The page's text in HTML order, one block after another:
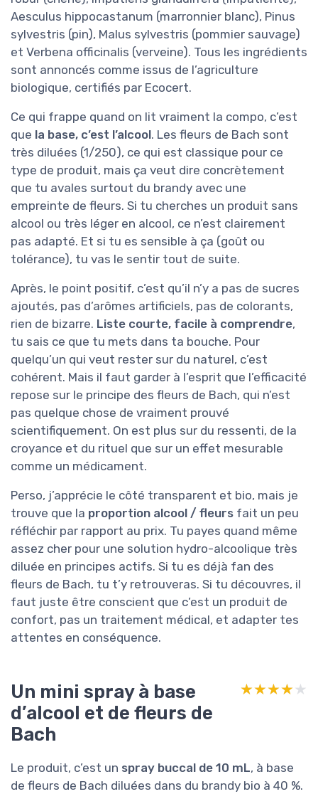
Aesculus hippocastanum (marronnier blanc), Pinus
sylvestris (pin), Malus sylvestris (pommier sauvage)
et Verbena officinalis (verveine). Tous les ingrédients
sont annoncés comme issus de l’agriculture
biologique, certifiés par Ecocert.
Ce qui frappe quand on lit vraiment la compo, c’est
que la base, c’est l’alcool. Les fleurs de Bach sont
très diluées (1/250), ce qui est classique pour ce
type de produit, mais ça veut dire concrètement
que tu avales surtout du brandy avec une
empreinte de fleurs. Si tu cherches un produit sans
alcool ou très léger en alcool, ce n’est clairement
pas adapté. Et si tu es sensible à ça (goût ou
tolérance), tu vas le sentir tout de suite.
Après, le point positif, c’est qu’il n’y a pas de sucres
ajoutés, pas d’arômes artificiels, pas de colorants,
rien de bizarre. Liste courte, facile à comprendre,
tu sais ce que tu mets dans ta bouche. Pour
quelqu’un qui veut rester sur du naturel, c’est
cohérent. Mais il faut garder à l’esprit que l’efficacité
repose sur le principe des fleurs de Bach, qui n’est
pas quelque chose de vraiment prouvé
scientifiquement. On est plus sur du ressenti, de la
croyance et du rituel que sur un effet mesurable
comme un médicament.
Perso, j’apprécie le côté transparent et bio, mais je
trouve que la proportion alcool / fleurs fait un peu
réfléchir par rapport au prix. Tu payes quand même
assez cher pour une solution hydro-alcoolique très
diluée en principes actifs. Si tu es déjà fan des
fleurs de Bach, tu t’y retrouveras. Si tu découvres, il
faut juste être conscient que c’est un produit de
confort, pas un traitement médical, et adapter tes
attentes en conséquence.
Un mini spray à base
d’alcool et de fleurs de
Bach
★★★★★
★★★★★
Le produit, c’est un spray buccal de 10 mL, à base
de fleurs de Bach diluées dans du brandy bio à 40 %.